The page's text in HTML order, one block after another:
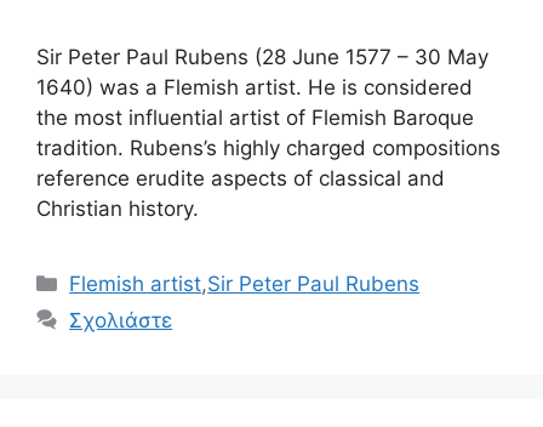
Sir Peter Paul Rubens (28 June 1577 – 30 May
1640) was a Flemish artist. He is considered
the most influential artist of Flemish Baroque
tradition. Rubens’s highly charged compositions
reference erudite aspects of classical and
Christian history.
Κατηγορίες
Flemish artist,Sir Peter Paul Rubens
Σχολιάστε